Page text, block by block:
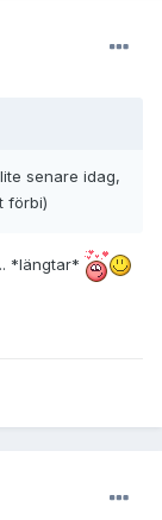
senare idag,
förbi)
*längtar*